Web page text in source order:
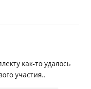
как-то удалось
участия..